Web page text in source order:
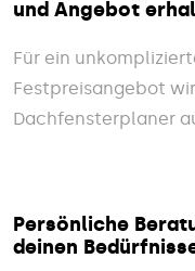
und Angebot
Für ein
Festpreisangebot
Dachfensterplaner
Persönliche
deinen